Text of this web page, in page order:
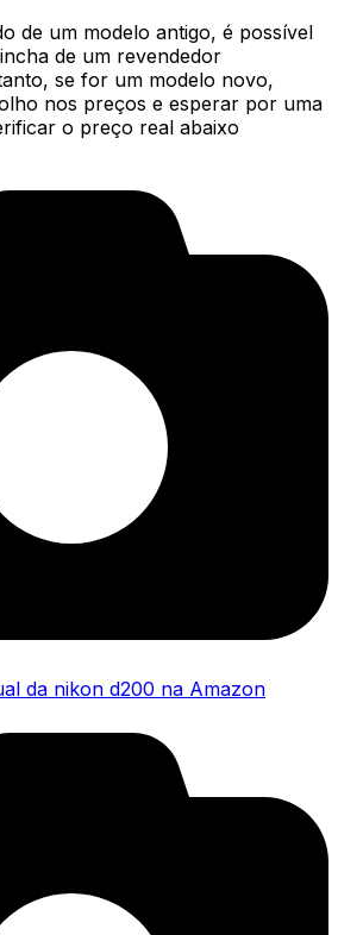
de um modelo antigo, é possível
de um revendedor
se for um modelo novo,
nos preços e esperar por uma
o preço real abaixo
da nikon d200 na Amazon